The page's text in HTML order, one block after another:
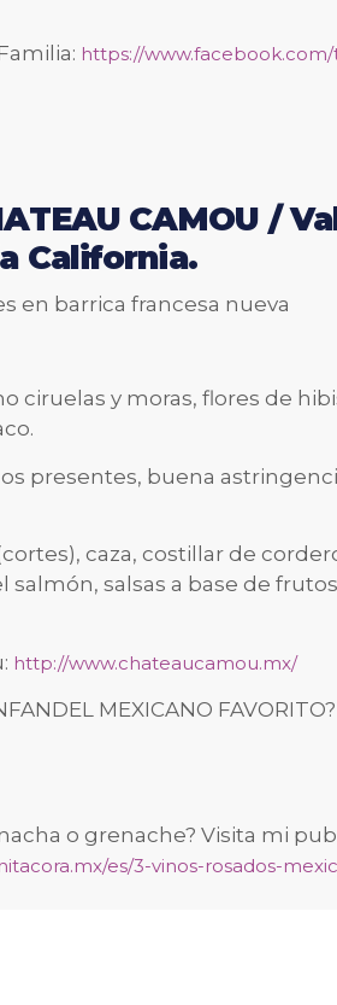
https://
CAMOU /
California.
en barrica francesa nueva
ciruelas y moras, flores de
presentes, buena
caza, costillar de
salmón, salsas a base de
http://www.chateaucamou.mx/
MEXICANO
o grenache? Visita mi
es/3-vinos-rosados-